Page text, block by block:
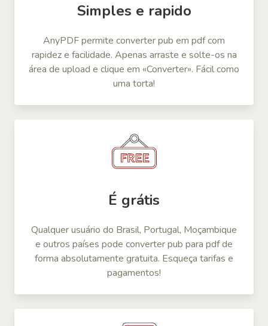
Simples e rapido
AnyPDF permite converter pub em pdf com
rapidez e facilidade. Apenas arraste e solte-os na
área de upload e clique em «Converter». Fácil como
uma torta!
É grátis
Qualquer usuário do Brasil, Portugal, Moçambique
e outros países pode converter pub para pdf de
forma absolutamente gratuita. Esqueça tarifas e
pagamentos!